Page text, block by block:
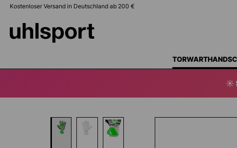
Zur Hauptnavigation springen
Kostenloser Versand in Deutschland ab 200 €
☀️
Bildergalerie überspringen